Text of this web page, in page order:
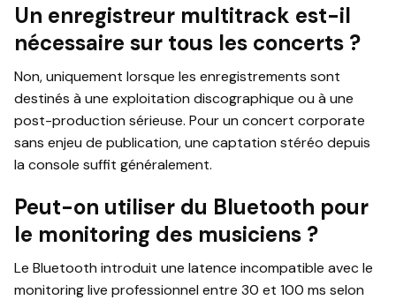
Un enregistreur multitrack est-il
nécessaire sur tous les concerts ?
Non, uniquement lorsque les enregistrements sont
destinés à une exploitation discographique ou à une
post-production sérieuse. Pour un concert corporate
sans enjeu de publication, une captation stéréo depuis
la console suffit généralement.
Peut-on utiliser du Bluetooth pour
le monitoring des musiciens ?
Le Bluetooth introduit une latence incompatible avec le
monitoring live professionnel entre 30 et 100 ms selon